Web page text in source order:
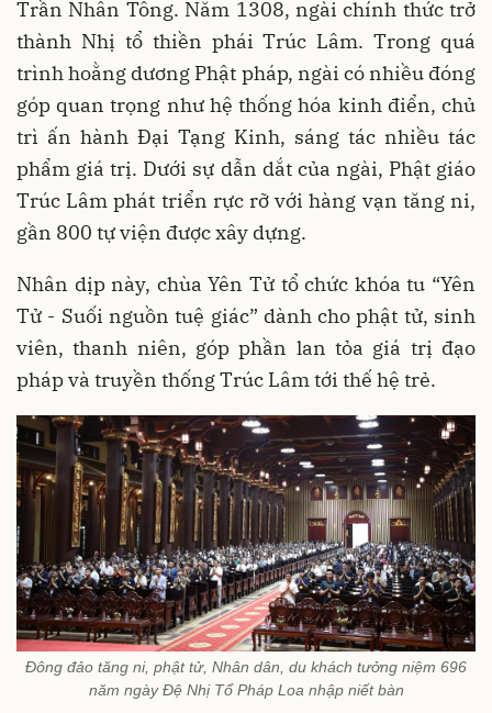
Trần Nhân Tông. Năm 1308, ngài chính thức trở
thành Nhị tổ thiền phái Trúc Lâm. Trong quá
trình hoằng dương Phật pháp, ngài có nhiều đóng
góp quan trọng như hệ thống hóa kinh điển, chủ
trì ấn hành Đại Tạng Kinh, sáng tác nhiều tác
phẩm giá trị. Dưới sự dẫn dắt của ngài, Phật giáo
Trúc Lâm phát triển rực rỡ với hàng vạn tăng ni,
gần 800 tự viện được xây dựng.
Nhân dịp này, chùa Yên Tử tổ chức khóa tu “Yên
Tử - Suối nguồn tuệ giác” dành cho phật tử, sinh
viên, thanh niên, góp phần lan tỏa giá trị đạo
pháp và truyền thống Trúc Lâm tới thế hệ trẻ.
Đông đảo tăng ni, phật tử, Nhân dân, du khách tưởng niệm 696
năm ngày Đệ Nhị Tổ Pháp Loa nhập niết bàn